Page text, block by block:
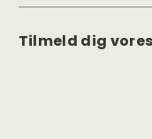
Tilmeld dig